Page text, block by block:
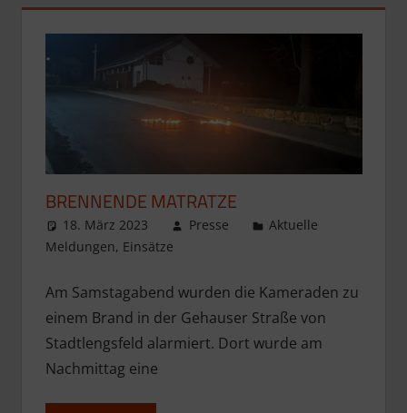
BRENNENDE MATRATZE
18. März 2023 Presse
Aktuelle
Meldungen, Einsätze
Am Samstagabend wurden die Kameraden zu
einem Brand in der Gehauser Straße von
Stadtlengsfeld alarmiert. Dort wurde am
Nachmittag eine